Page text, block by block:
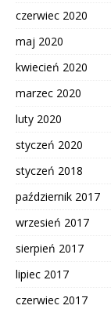
czerwiec 2020
maj 2020
kwiecień 2020
marzec 2020
luty 2020
styczeń 2020
styczeń 2018
październik 2017
wrzesień 2017
sierpień 2017
lipiec 2017
czerwiec 2017